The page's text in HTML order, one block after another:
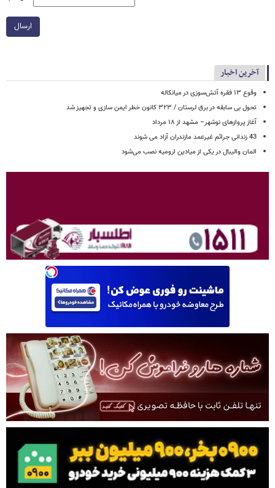
ارسال
آخرین اخبار
وقوع ۱۳ فقره آتش‌سوزی در میانکاله
تحول بی سابقه در برق لرستان / ۳۲۳ کانون خطر ایمن سازی و تجهیز شد
آغاز پروازهای نوشهر– مشهد از ۱۸ مرداد
43 زندانی جرائم غیرعمد مازندران آزاد می شوند
المان والیبال در یکی از میادین ارومیه نصب می‌شود